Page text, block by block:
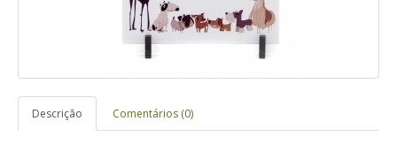
Descrição Comentários (0)